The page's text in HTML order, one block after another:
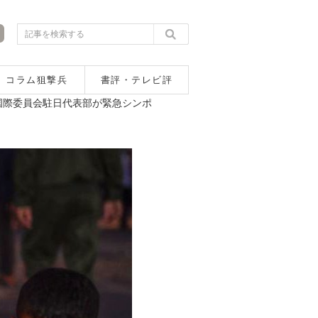
コラム狙撃兵 書評・テレビ評
委員会駐日代表部が緊急シンポ